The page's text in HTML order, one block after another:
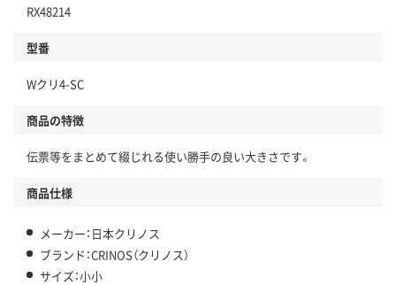
RX48214
型番
Wクリ4-SC
商品の特徴
伝票等をまとめて綴じれる使い勝手の良い大きさです。
商品仕様
メーカー：日本クリノス
ブランド：CRINOS（クリノス）
サイズ：小小